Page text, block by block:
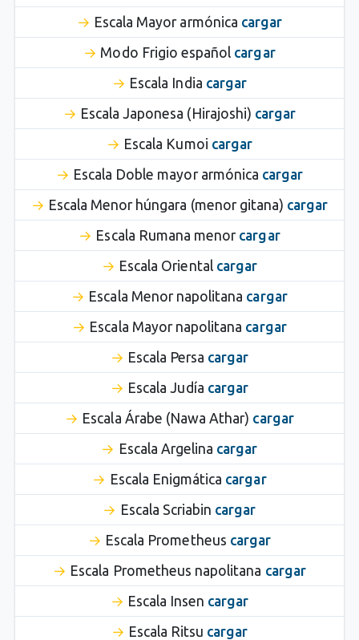
Escala Mayor armónica cargar
Modo Frigio español cargar
Escala India cargar
Escala Japonesa (Hirajoshi) cargar
Escala Kumoi cargar
Escala Doble mayor armónica cargar
Escala Menor húngara (menor gitana) cargar
Escala Rumana menor cargar
Escala Oriental cargar
Escala Menor napolitana cargar
Escala Mayor napolitana cargar
Escala Persa cargar
Escala Judía cargar
Escala Árabe (Nawa Athar) cargar
Escala Argelina cargar
Escala Enigmática cargar
Escala Scriabin cargar
Escala Prometheus cargar
Escala Prometheus napolitana cargar
Escala Insen cargar
Escala Ritsu cargar